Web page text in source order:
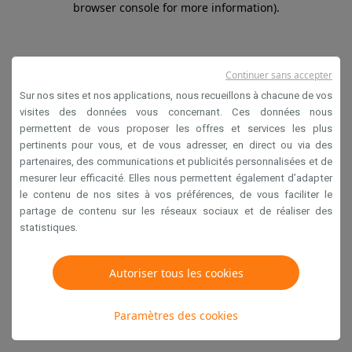
browser console for more information).
Sur nos sites et nos applications, nous recueillons à chacune de vos
visites des données vous concernant. Ces données nous
permettent de vous proposer les offres et services les plus
pertinents pour vous, et de vous adresser, en direct ou via des
partenaires, des communications et publicités personnalisées et de
mesurer leur efficacité. Elles nous permettent également d’adapter
le contenu de nos sites à vos préférences, de vous faciliter le
partage de contenu sur les réseaux sociaux et de réaliser des
statistiques.
Autoriser tous les cookies
Paramètres des cookies
Continuer sans accepter